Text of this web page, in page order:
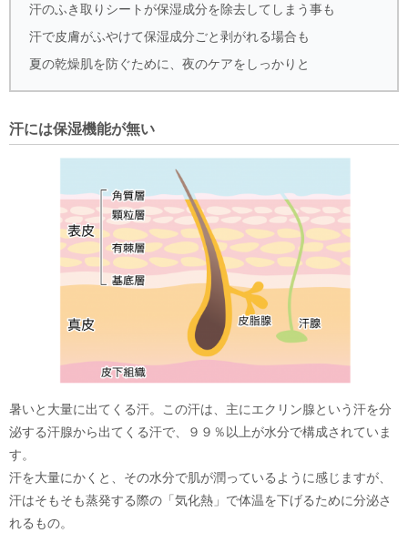
汗のふき取りシートが保湿成分を除去してしまう事も
汗で皮膚がふやけて保湿成分ごと剥がれる場合も
夏の乾燥肌を防ぐために、夜のケアをしっかりと
汗には保湿機能が無い
暑いと大量に出てくる汗。この汗は、主にエクリン腺という汗を分
泌する汗腺から出てくる汗で、９９％以上が水分で構成されていま
す。
汗を大量にかくと、その水分で肌が潤っているように感じますが、
汗はそもそも蒸発する際の「気化熱」で体温を下げるために分泌さ
れるもの。